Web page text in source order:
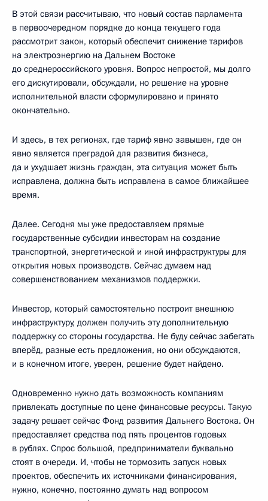
В этой связи рассчитываю, что новый состав парламента
в первоочередном порядке до конца текущего года
рассмотрит закон, который обеспечит снижение тарифов
на электроэнергию на Дальнем Востоке
до среднероссийского уровня. Вопрос непростой, мы долго
его дискутировали, обсуждали, но решение на уровне
исполнительной власти сформулировано и принято
окончательно.
И здесь, в тех регионах, где тариф явно завышен, где он
явно является преградой для развития бизнеса,
да и ухудшает жизнь граждан, эта ситуация может быть
исправлена, должна быть исправлена в самое ближайшее
время.
Далее. Сегодня мы уже предоставляем прямые
государственные субсидии инвесторам на создание
транспортной, энергетической и иной инфраструктуры для
открытия новых производств. Сейчас думаем над
совершенствованием механизмов поддержки.
Инвестор, который самостоятельно построит внешнюю
инфраструктуру, должен получить эту дополнительную
поддержку со стороны государства. Не буду сейчас забегать
вперёд, разные есть предложения, но они обсуждаются,
и в конечном итоге, уверен, решение будет найдено.
Одновременно нужно дать возможность компаниям
привлекать доступные по цене финансовые ресурсы. Такую
задачу решает сейчас Фонд развития Дальнего Востока. Он
предоставляет средства под пять процентов годовых
в рублях. Спрос большой, предприниматели буквально
стоят в очереди. И, чтобы не тормозить запуск новых
проектов, обеспечить их источниками финансирования,
нужно, конечно, постоянно думать над вопросом